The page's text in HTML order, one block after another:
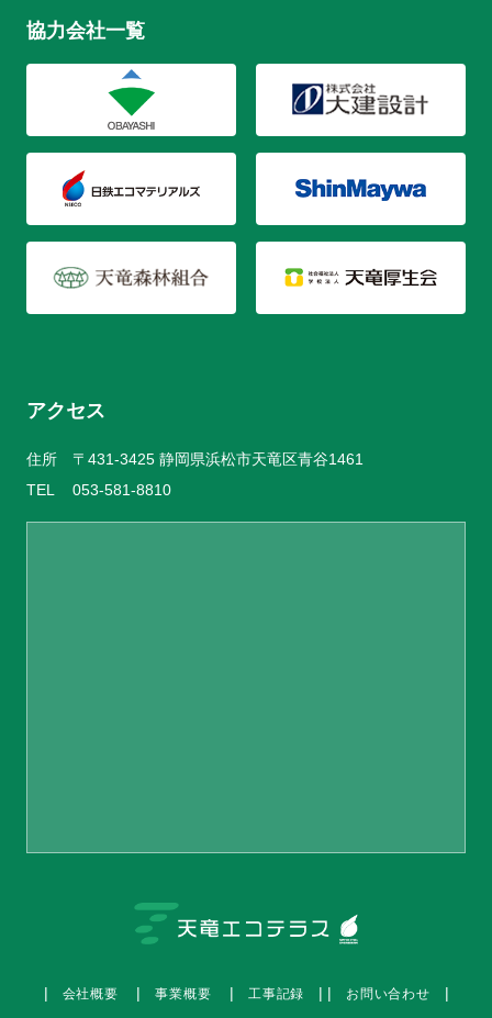
協力会社一覧
アクセス
住所
〒431-3425 静岡県浜松市天竜区青谷1461
TEL
053-581-8810
会社概要 事業概要 工事記録 お問い合わせ